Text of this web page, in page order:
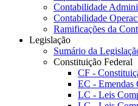
Contabilidade
Contabilidade
Ramificações da
Legislação
Sumário da
Constituição Federal
CF -
EC - Emendas
LC - Leis